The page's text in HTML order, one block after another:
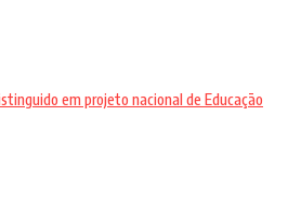
em projeto nacional de Educação